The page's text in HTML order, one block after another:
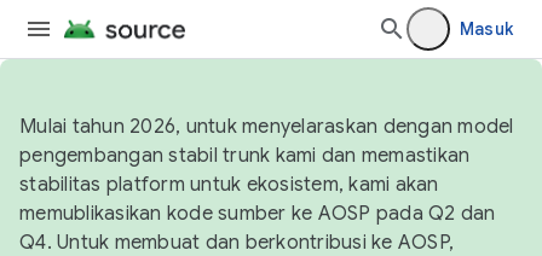
Masuk
Mulai tahun 2026, untuk menyelaraskan dengan model
pengembangan stabil trunk kami dan memastikan
stabilitas platform untuk ekosistem, kami akan
memublikasikan kode sumber ke AOSP pada Q2 dan
Q4. Untuk membuat dan berkontribusi ke AOSP,